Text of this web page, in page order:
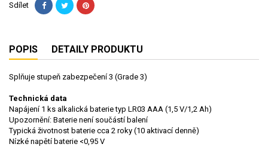
Sdílet
POPIS DETAILY PRODUKTU
Splňuje stupeň zabezpečení 3 (Grade 3)
Technická data
Napájení 1 ks alkalická baterie typ LR03 AAA (1,5 V/1,2 Ah)
Upozornění: Baterie není součástí balení
Typická životnost baterie cca 2 roky (10 aktivací denně)
Nízké napětí baterie <0,95 V